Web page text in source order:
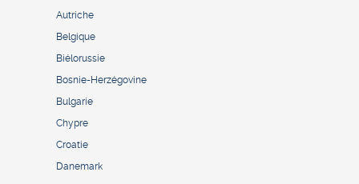
Autriche
Belgique
Biélorussie
Bosnie-Herzégovine
Bulgarie
Chypre
Croatie
Danemark